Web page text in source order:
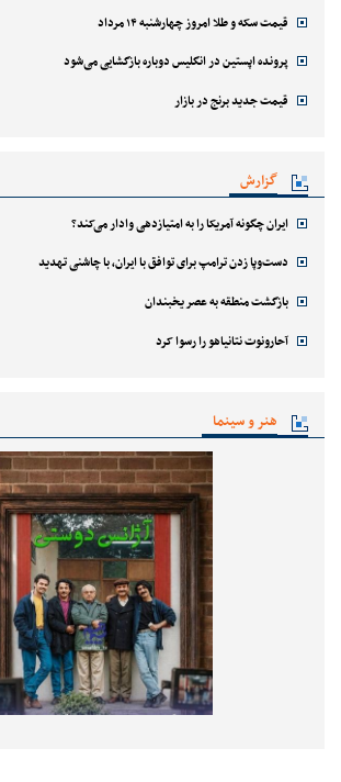
قیمت سکه و طلا امروز چهارشنبه ۱۴ مرداد
پرونده اپستین در انگلیس دوباره بازگشایی می‌شود
قیمت جدید برنج در بازار
گزارش
ایران چگونه آمریکا را به امتیازدهی وادار می‌کند؟
دست‌وپا زدن ترامپ برای توافق با ایران، با چاشنی تهدید
بازگشت منطقه به عصر یخبندان
آحارونوت نتانیاهو را رسوا کرد
هنر و سینما